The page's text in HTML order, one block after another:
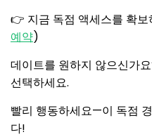
👉 지금 독점 액세스를 확
예약)
데이트를 원하지 않으신가
선택하세요.
빨리 행동하세요—이 독점
다!